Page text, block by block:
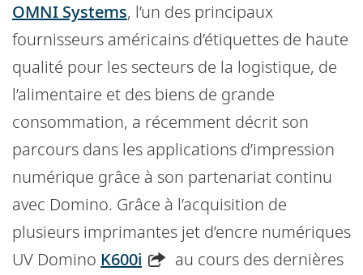
OMNI Systems, l’un des principaux
fournisseurs américains d’étiquettes de haute
qualité pour les secteurs de la logistique, de
l’alimentaire et des biens de grande
consommation, a récemment décrit son
parcours dans les applications d’impression
numérique grâce à son partenariat continu
avec Domino. Grâce à l’acquisition de
plusieurs imprimantes jet d’encre numériques
UV Domino K600i
au cours des dernières